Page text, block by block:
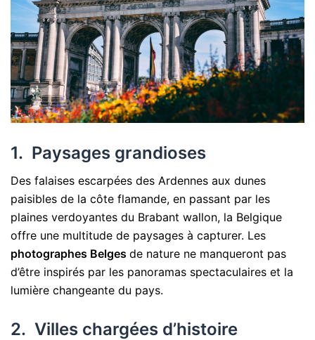
1. Paysages grandioses
Des falaises escarpées des Ardennes aux dunes
paisibles de la côte flamande, en passant par les
plaines verdoyantes du Brabant wallon, la Belgique
offre une multitude de paysages à capturer. Les
photographes Belges de nature ne manqueront pas
d’être inspirés par les panoramas spectaculaires et la
lumière changeante du pays.
2. Villes chargées d’histoire